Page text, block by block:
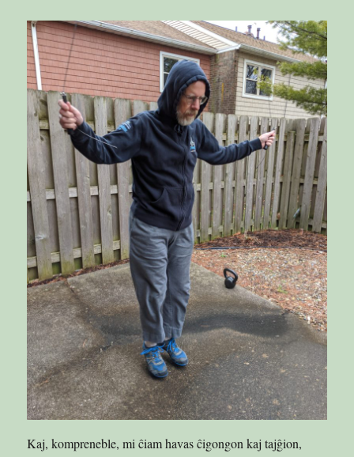
Kaj, kompreneble, mi ĉiam havas ĉigongon kaj tajĝion,